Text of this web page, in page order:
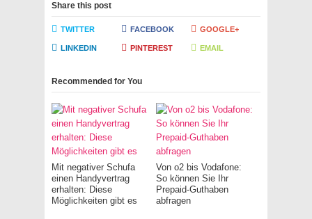
Share this post
TWITTER FACEBOOK GOOGLE+
LINKEDIN PINTEREST EMAIL
Recommended for You
Mit negativer Schufa
einen Handyvertrag
erhalten: Diese
Möglichkeiten gibt es
Von o2 bis Vodafone:
So können Sie Ihr
Prepaid-Guthaben
abfragen